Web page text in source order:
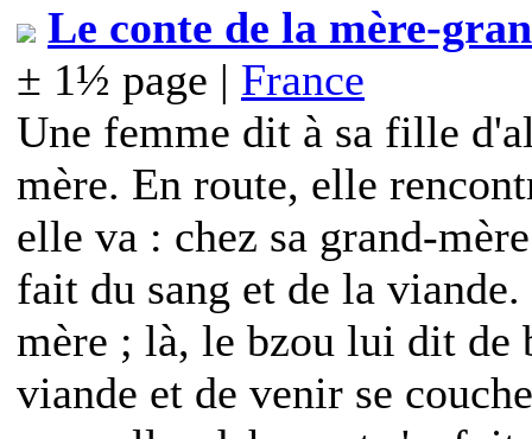
Le conte de la mère-
± 1½ page | France
Une femme dit à sa fille
mère. En route, elle
elle va : chez sa grand-
fait du sang et de la
mère ; là, le bzou lui dit de
viande et de venir se